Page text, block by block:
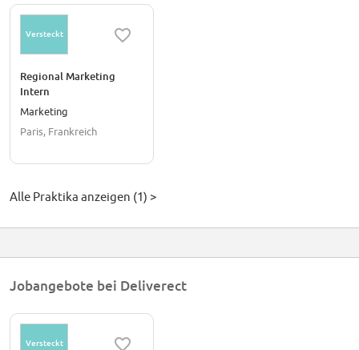
Versteckt
Regional Marketing
Intern
Marketing
Paris, Frankreich
Alle Praktika anzeigen (1) >
Jobangebote bei Deliverect
Versteckt